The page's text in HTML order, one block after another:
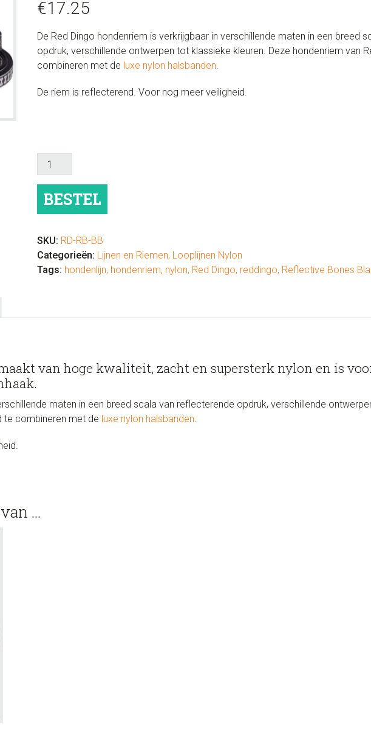
€17.25
De Red Dingo hondenriem is verkrijgbaar in verschillende maten in een breed
opdruk, verschillende ontwerpen tot klassieke kleuren. Deze hondenriem van
combineren met de luxe nylon halsbanden.
De riem is reflecterend. Voor nog meer veiligheid.
Hondenlijn
Reflective
Black
aantal
BESTEL
SKU: RD-RB-BB
Categorieën: Lijnen en Riemen, Looplijnen Nylon
Tags: hondenlijn, hondenriem, nylon, Red Dingo, reddingo, Reflective Bones
van hoge kwaliteit, zacht en supersterk nylon en is
maten in een breed scala van reflecterende opdruk, verschillende
te combineren met de luxe nylon halsbanden.
…